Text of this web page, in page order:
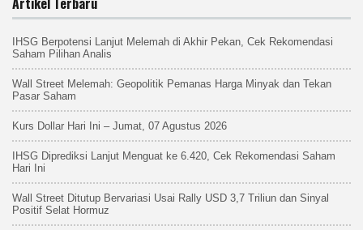
IHSG Berpotensi Lanjut Melemah di Akhir Pekan, Cek Rekomendasi
Saham Pilihan Analis
Wall Street Melemah: Geopolitik Pemanas Harga Minyak dan Tekan
Pasar Saham
Kurs Dollar Hari Ini – Jumat, 07 Agustus 2026
IHSG Diprediksi Lanjut Menguat ke 6.420, Cek Rekomendasi Saham
Hari Ini
Wall Street Ditutup Bervariasi Usai Rally USD 3,7 Triliun dan Sinyal
Positif Selat Hormuz